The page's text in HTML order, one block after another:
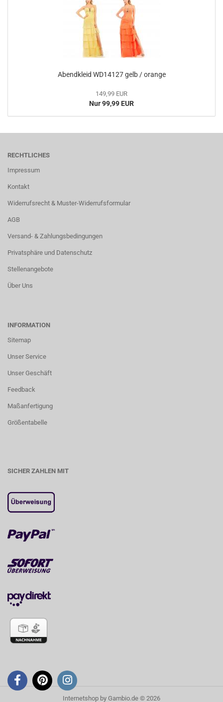
Abendkleid WD14127 gelb / orange
149,99 EUR
Nur 99,99 EUR
RECHTLICHES
Impressum
Kontakt
Widerrufsrecht & Muster-Widerrufsformular
AGB
Versand- & Zahlungsbedingungen
Privatsphäre und Datenschutz
Stellenangebote
Über Uns
INFORMATION
Sitemap
Unser Service
Unser Geschäft
Feedback
Maßanfertigung
Größentabelle
SICHER ZAHLEN MIT
Internetshop by Gambio.de © 2026